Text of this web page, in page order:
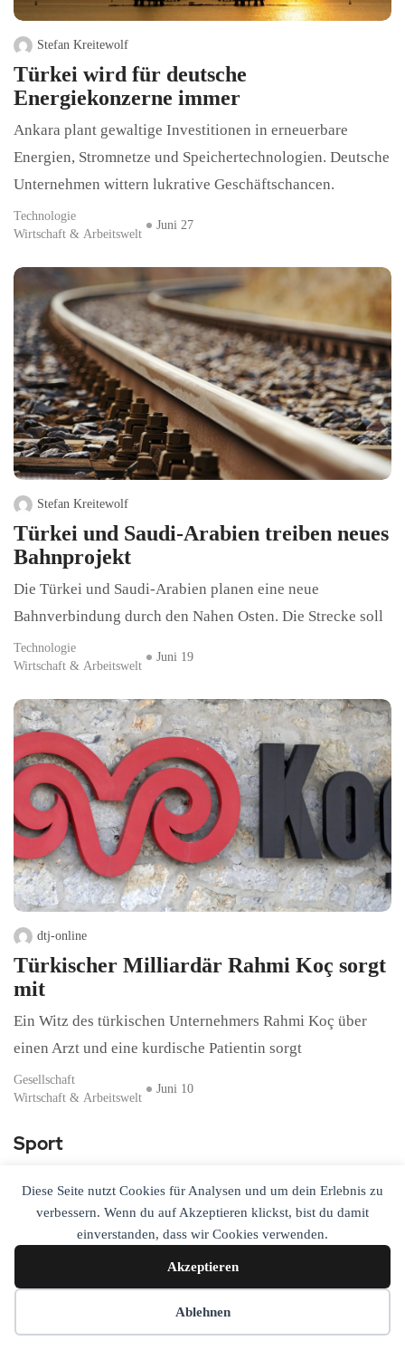
Diese Seite nutzt Cookies für Analysen und um dein Erlebnis zu
verbessern. Wenn du auf Akzeptieren klickst, bist du damit
einverstanden, dass wir Cookies verwenden.
Akzeptieren
Ablehnen
Stefan Kreitewolf
Türkei wird für deutsche
Energiekonzerne immer
Ankara plant gewaltige Investitionen in erneuerbare
Energien, Stromnetze und Speichertechnologien. Deutsche
Unternehmen wittern lukrative Geschäftschancen.
Technologie
Wirtschaft & Arbeitswelt
Juni 27
Stefan Kreitewolf
Türkei und Saudi-Arabien treiben neues
Bahnprojekt
Die Türkei und Saudi-Arabien planen eine neue
Bahnverbindung durch den Nahen Osten. Die Strecke soll
Technologie
Wirtschaft & Arbeitswelt
Juni 19
dtj-online
Türkischer Milliardär Rahmi Koç sorgt
mit
Ein Witz des türkischen Unternehmers Rahmi Koç über
einen Arzt und eine kurdische Patientin sorgt
Gesellschaft
Wirtschaft & Arbeitswelt
Juni 10
Sport
dtj-online
„Ya Allah, bismillah,
Trabzonspor
Sport August 5